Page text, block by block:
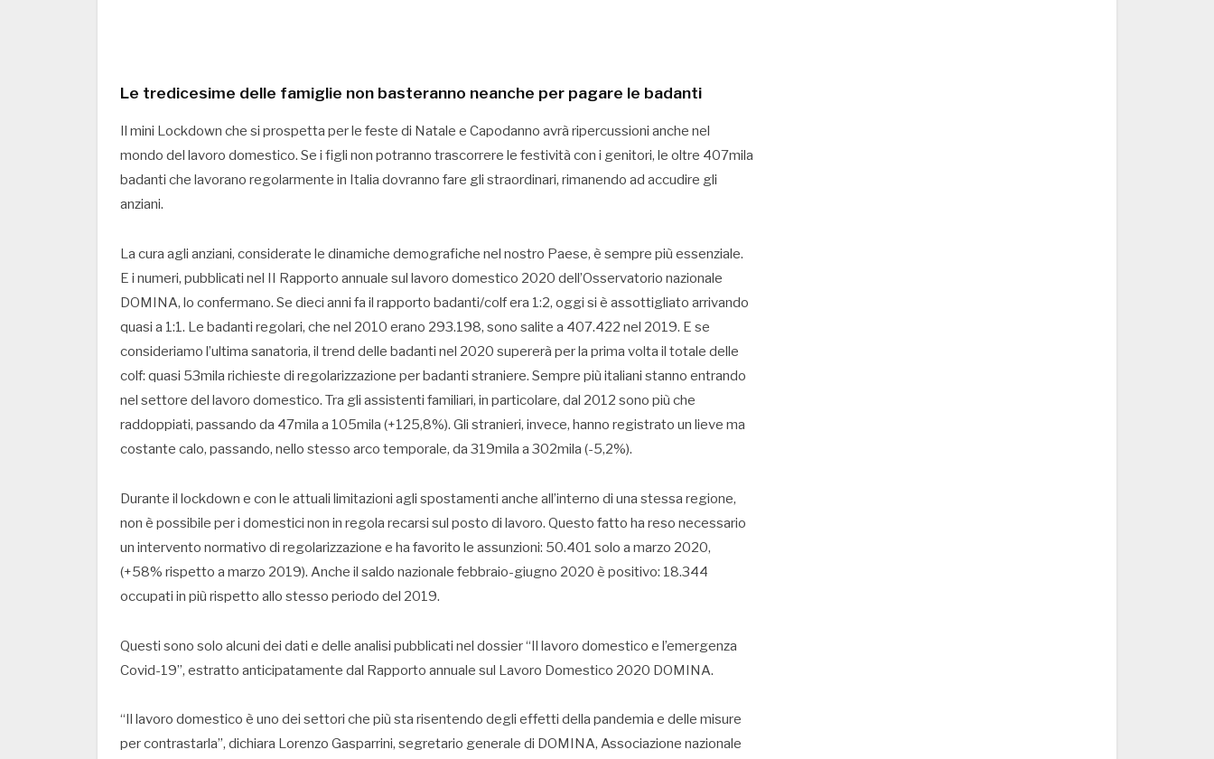
Le tredicesime delle famiglie non basteranno neanche per pagare le badanti
Il mini Lockdown che si prospetta per le feste di Natale e Capodanno avrà ripercussioni anche nel
mondo del lavoro domestico. Se i figli non potranno trascorrere le festività con i genitori, le oltre 407mila
badanti che lavorano regolarmente in Italia dovranno fare gli straordinari, rimanendo ad accudire gli
anziani.
La cura agli anziani, considerate le dinamiche demografiche nel nostro Paese, è sempre più essenziale.
E i numeri, pubblicati nel II Rapporto annuale sul lavoro domestico 2020 dell’Osservatorio nazionale
DOMINA, lo confermano. Se dieci anni fa il rapporto badanti/colf era 1:2, oggi si è assottigliato arrivando
quasi a 1:1. Le badanti regolari, che nel 2010 erano 293.198, sono salite a 407.422 nel 2019. E se
consideriamo l’ultima sanatoria, il trend delle badanti nel 2020 supererà per la prima volta il totale delle
colf: quasi 53mila richieste di regolarizzazione per badanti straniere. Sempre più italiani stanno entrando
nel settore del lavoro domestico. Tra gli assistenti familiari, in particolare, dal 2012 sono più che
raddoppiati, passando da 47mila a 105mila (+125,8%). Gli stranieri, invece, hanno registrato un lieve ma
costante calo, passando, nello stesso arco temporale, da 319mila a 302mila (-5,2%).
Durante il lockdown e con le attuali limitazioni agli spostamenti anche all’interno di una stessa regione,
non è possibile per i domestici non in regola recarsi sul posto di lavoro. Questo fatto ha reso necessario
un intervento normativo di regolarizzazione e ha favorito le assunzioni: 50.401 solo a marzo 2020,
(+58% rispetto a marzo 2019). Anche il saldo nazionale febbraio-giugno 2020 è positivo: 18.344
occupati in più rispetto allo stesso periodo del 2019.
Questi sono solo alcuni dei dati e delle analisi pubblicati nel dossier “Il lavoro domestico e l’emergenza
Covid-19”, estratto anticipatamente dal Rapporto annuale sul Lavoro Domestico 2020 DOMINA.
“Il lavoro domestico è uno dei settori che più sta risentendo degli effetti della pandemia e delle misure
per contrastarla”, dichiara Lorenzo Gasparrini, segretario generale di DOMINA, Associazione nazionale